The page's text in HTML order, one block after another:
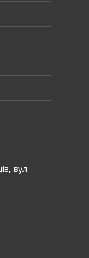
вул.